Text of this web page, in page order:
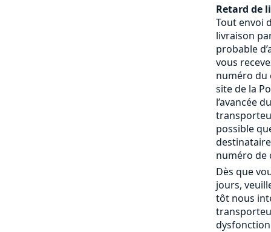
Retard de
Tout envoi
livraison
probable
vous
numéro du
site de la
l’avancée
possible
numéro de
Dès que
jours,
tôt nous